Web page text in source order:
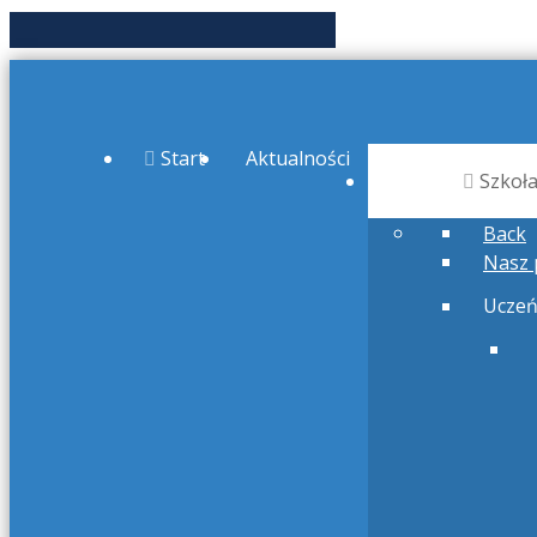
Start
Aktualności
Szkoła
Back
Nasz
Uczeń